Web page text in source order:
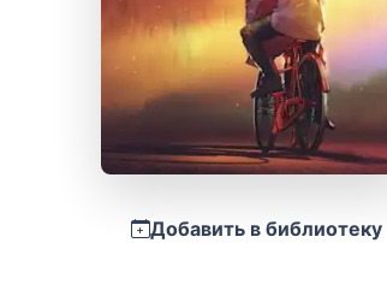
Добавить в библиотеку